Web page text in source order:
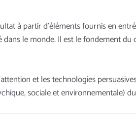
à partir d'éléments fournis en
le monde. Il est le fondement
et les technologies
sociale et environnementale)